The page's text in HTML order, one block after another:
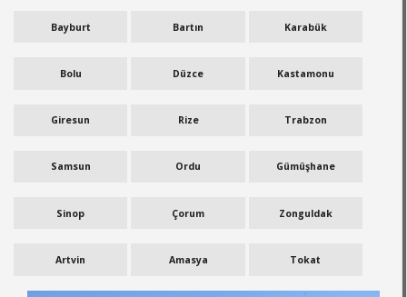
Bayburt Bartın Karabük
Bolu Düzce Kastamonu
Giresun Rize Trabzon
Samsun Ordu Gümüşhane
Sinop Çorum Zonguldak
Artvin Amasya Tokat